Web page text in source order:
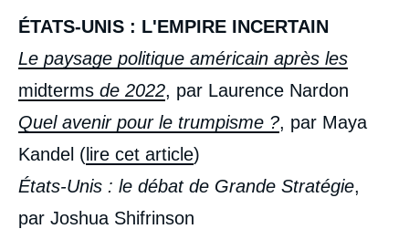
ÉTATS-UNIS : L'EMPIRE INCERTAIN
Le paysage politique américain après les
midterms de 2022, par Laurence Nardon
Quel avenir pour le trumpisme ?, par Maya
Kandel (lire cet article)
États-Unis : le débat de Grande Stratégie,
par Joshua Shifrinson